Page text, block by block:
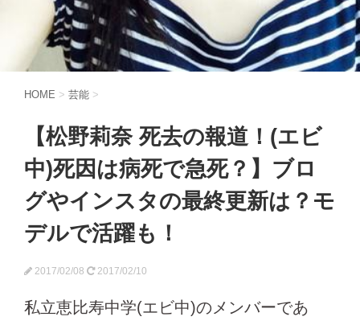
HOME > 芸能 >
【松野莉奈 死去の報道！(エビ
中)死因は病死で急死？】ブロ
グやインスタの最終更新は？モ
デルで活躍も！
2017/02/08 2017/02/10
私立恵比寿中学(エビ中)のメンバーであ